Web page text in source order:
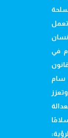
في
سام